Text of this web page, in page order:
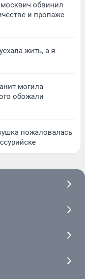
обвинил
и пропаже
жить, а я
могила
обожали
пожаловалась